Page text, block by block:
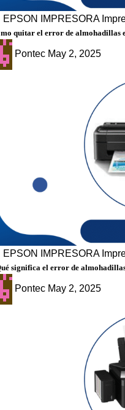
EPSON IMPRESORA
quitar el error de almohadillas
Pontec May 2, 2025
EPSON IMPRESORA
significa el error de
Pontec May 2, 2025